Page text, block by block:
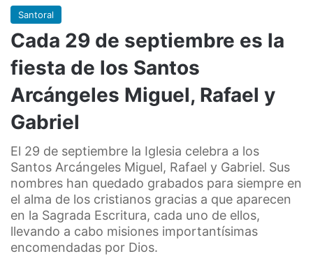
Santoral
Cada 29 de septiembre es la
fiesta de los Santos
Arcángeles Miguel, Rafael y
Gabriel
El 29 de septiembre la Iglesia celebra a los
Santos Arcángeles Miguel, Rafael y Gabriel. Sus
nombres han quedado grabados para siempre en
el alma de los cristianos gracias a que aparecen
en la Sagrada Escritura, cada uno de ellos,
llevando a cabo misiones importantísimas
encomendadas por Dios.